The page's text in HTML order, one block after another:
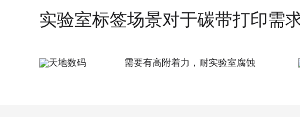
标识、烧瓶、载玻片标识等等。
实验室标签场景对于碳带打印需
需要有高附着力，耐实验室腐蚀